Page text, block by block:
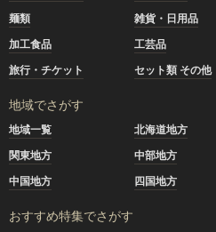
麺類
雑貨・日用品
加工食品
工芸品
旅行・チケット
セット類 その他
地域でさがす
地域一覧 北海道地方
関東地方
中部地方
中国地方
四国地方
おすすめ特集でさがす